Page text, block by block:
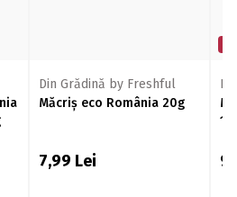
Din Grădină by Freshful
Măcriș eco România 20g
7,99 Lei